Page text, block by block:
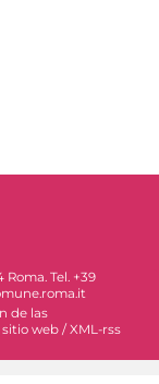
Tel. +39
de las
web /XML-rss